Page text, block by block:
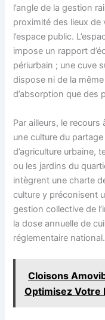
l’angle de la gestion
proximité des lieux de
l’espace public.
impose un rapport
périurbain ; une cuve
dispose ni de la
d’absorption que des
Par ailleurs, le recours
une culture du
d’agriculture urbaine,
ou les jardins du
intègrent une charte
culture y préconisent
gestion collective de
la dose annuelle de
réglementaire national.
Cloisons
Optimisez Votre